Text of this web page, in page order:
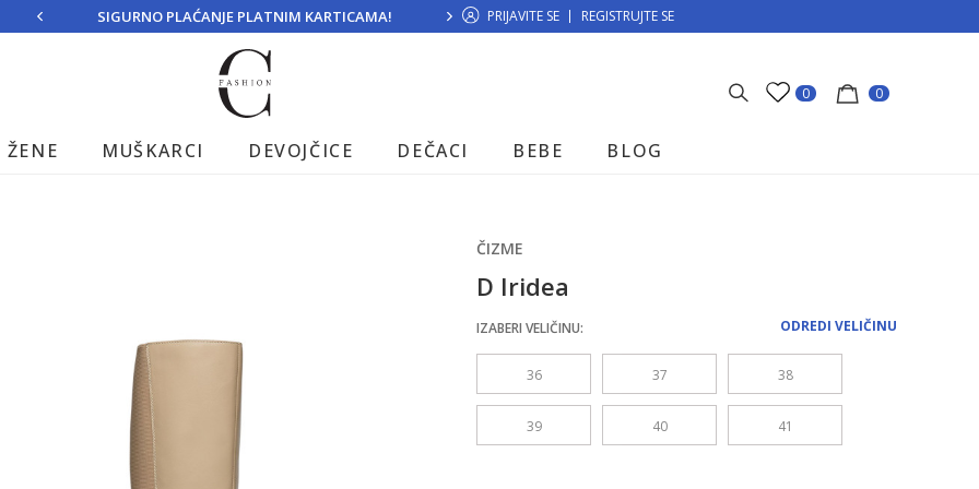
SIGURNO PLAĆANJE PLATNIM KARTICAMA! MOGUĆNOST BESPLATNE ISPORUKE!
PRIJAVITE SE REGISTRUJTE SE
0 0
ŽENE MUŠKARCI DEVOJČICE DEČACI BEBE BLOG
ČIZME
D Iridea
ODREDI VELIČINU
IZABERI VELIČINU:
36 37 38
39 40 41